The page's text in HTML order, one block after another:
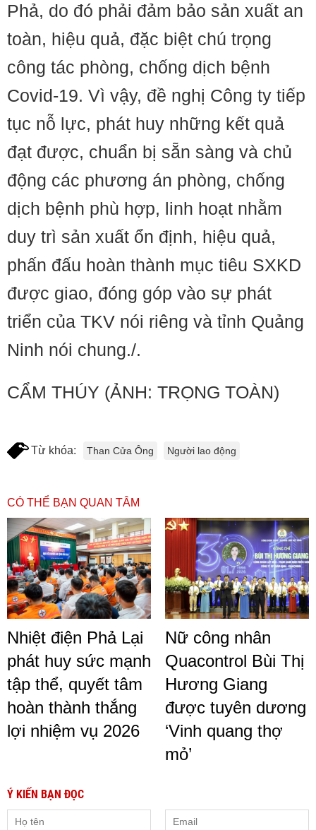
Phả, do đó phải đảm bảo sản xuất an
toàn, hiệu quả, đặc biệt chú trọng
công tác phòng, chống dịch bệnh
Covid-19. Vì vậy, đề nghị Công ty tiếp
tục nỗ lực, phát huy những kết quả
đạt được, chuẩn bị sẵn sàng và chủ
động các phương án phòng, chống
dịch bệnh phù hợp, linh hoạt nhằm
duy trì sản xuất ổn định, hiệu quả,
phấn đấu hoàn thành mục tiêu SXKD
được giao, đóng góp vào sự phát
triển của TKV nói riêng và tỉnh Quảng
Ninh nói chung./.
CẨM THÚY (ẢNH: TRỌNG TOÀN)
Từ khóa: Than Cửa Ông Người lao động
CÓ THỂ BẠN QUAN TÂM
Nhiệt điện Phả Lại
phát huy sức mạnh
tập thể, quyết tâm
hoàn thành thắng
lợi nhiệm vụ 2026
Nữ công nhân
Quacontrol Bùi Thị
Hương Giang
được tuyên dương
‘Vinh quang thợ
mỏ’
Ý KIẾN BẠN ĐỌC